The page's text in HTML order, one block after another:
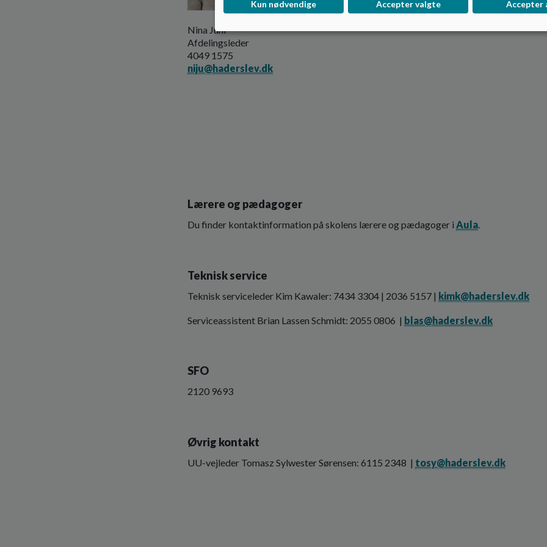
Nina Juhl
Afdelingsleder
4049 1575
niju@haderslev.dk
Lærere og pædagoger
Du finder kontaktinformation på skolens lærere og pædagoger i Aula.
Teknisk service
Teknisk serviceleder Kim Kawaler: 7434 3304 | 2036 5157 | kimk@haderslev.dk
Serviceassistent Brian Lassen Schmidt: 2055 0806 | blas@haderslev.dk
SFO
2120 9693
Øvrig kontakt
UU-vejleder Tomasz Sylwester Sørensen: 6115 2348 | tosy@haderslev.dk
Kun nødvendige Accepter valgte Accepter